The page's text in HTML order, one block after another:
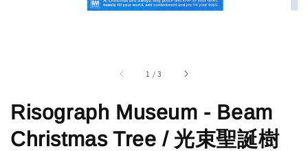
1 /3
Risograph Museum - Beam
Christmas Tree / 光束聖誕樹